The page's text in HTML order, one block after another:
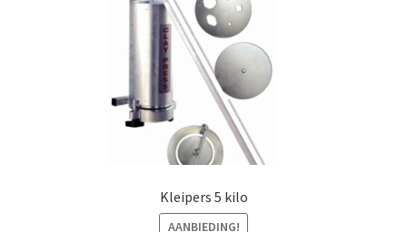
Kleipers 5 kilo
AANBIEDING!